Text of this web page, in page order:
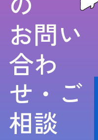
お問い
合わ
せ・ご
相談